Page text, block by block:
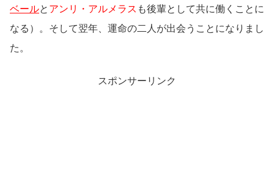
ベールと アンリ・アルメラス も後輩として共に働くことに
なる）。そして翌年、運命の二人が出会うことになりまし
た。
スポンサーリンク